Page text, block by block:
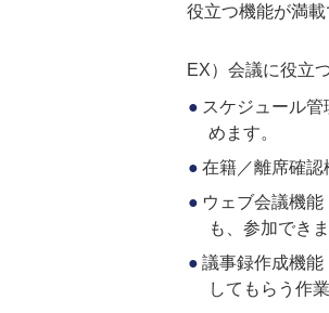
役立つ機能が満載
EX）会議に役立
スケジュール
めます。
在籍／離席確認
ウェブ会議機
も、参加できま
議事録作成機
してもらう作